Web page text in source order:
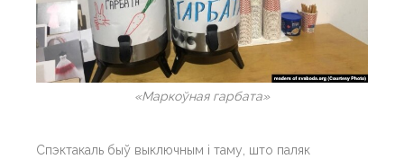
«Маркоўная гарбата»
Спэктакаль быў выключным і таму, што паляк